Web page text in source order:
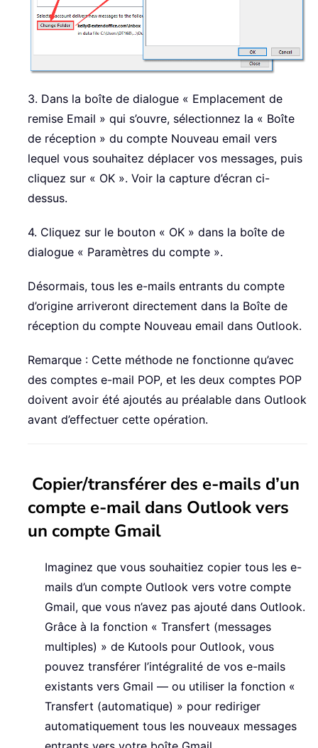
3. Dans la boîte de dialogue « Emplacement de
remise Email » qui s’ouvre, sélectionnez la « Boîte
de réception » du compte Nouveau email vers
lequel vous souhaitez déplacer vos messages, puis
cliquez sur « OK ». Voir la capture d’écran ci-
dessus.
4. Cliquez sur le bouton « OK » dans la boîte de
dialogue « Paramètres du compte ».
Désormais, tous les e-mails entrants du compte
d’origine arriveront directement dans la Boîte de
réception du compte Nouveau email dans Outlook.
Remarque : Cette méthode ne fonctionne qu’avec
des comptes e-mail POP, et les deux comptes POP
doivent avoir été ajoutés au préalable dans Outlook
avant d’effectuer cette opération.
Copier/transférer des e-mails d’un
compte e-mail dans Outlook vers
un compte Gmail
Imaginez que vous souhaitiez copier tous les e-
mails d’un compte Outlook vers votre compte
Gmail, que vous n’avez pas ajouté dans Outlook.
Grâce à la fonction « Transfert (messages
multiples) » de Kutools pour Outlook, vous
pouvez transférer l’intégralité de vos e-mails
existants vers Gmail — ou utiliser la fonction «
Transfert (automatique) » pour rediriger
automatiquement tous les nouveaux messages